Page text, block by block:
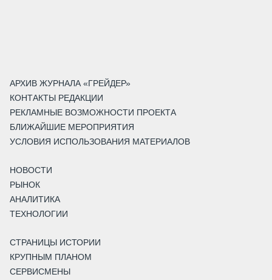
АРХИВ ЖУРНАЛА «ГРЕЙДЕР»
КОНТАКТЫ РЕДАКЦИИ
РЕКЛАМНЫЕ ВОЗМОЖНОСТИ ПРОЕКТА
БЛИЖАЙШИЕ МЕРОПРИЯТИЯ
УСЛОВИЯ ИСПОЛЬЗОВАНИЯ МАТЕРИАЛОВ
НОВОСТИ
РЫНОК
АНАЛИТИКА
ТЕХНОЛОГИИ
СТРАНИЦЫ ИСТОРИИ
КРУПНЫМ ПЛАНОМ
СЕРВИСМЕНЫ